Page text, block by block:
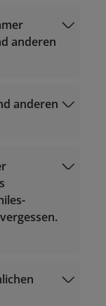
dem
Vietnam:
an die
1800
Vietnam:
, Gold-
anderen
anderen